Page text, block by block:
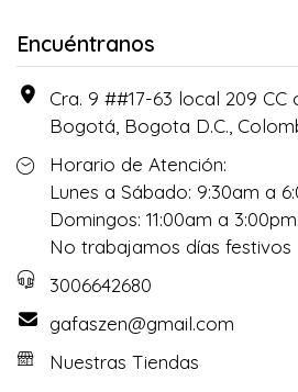
Encuéntranos
Cra. 9 ##17-63 local 209 CC
Bogotá, Bogota D.C.,
Horario de Atención:
Lunes a Sábado: 9:30am a
Domingos: 11:00am a 3:00pm.
No trabajamos días festivos
3006642680
gafaszen@gmail.com
Nuestras Tiendas